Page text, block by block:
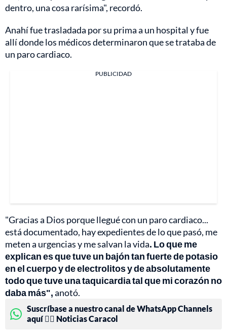
dentro, una cosa rarísima", recordó.
Anahí fue trasladada por su prima a un hospital y fue
allí donde los médicos determinaron que se trataba de
un paro cardiaco.
PUBLICIDAD
"Gracias a Dios porque llegué con un paro cardiaco...
está documentado, hay expedientes de lo que pasó, me
meten a urgencias y me salvan la vida. Lo que me
explican es que tuve un bajón tan fuerte de potasio
en el cuerpo y de electrolitos y de absolutamente
todo que tuve una taquicardia tal que mi corazón no
daba más",anotó.
Suscríbase a nuestro canal de WhatsApp Channels
aquí 👉🏻 Noticias Caracol